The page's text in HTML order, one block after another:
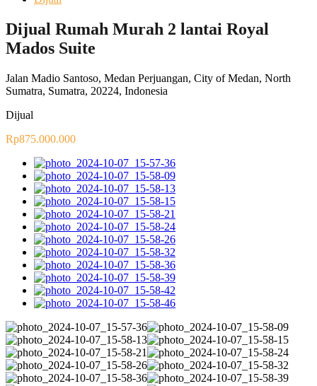
Dijual Rumah Murah 2 lantai Royal
Mados Suite
Jalan Madio Santoso, Medan Perjuangan, City of Medan, North
Sumatra, Sumatra, 20224, Indonesia
Dijual
Rp875.000.000